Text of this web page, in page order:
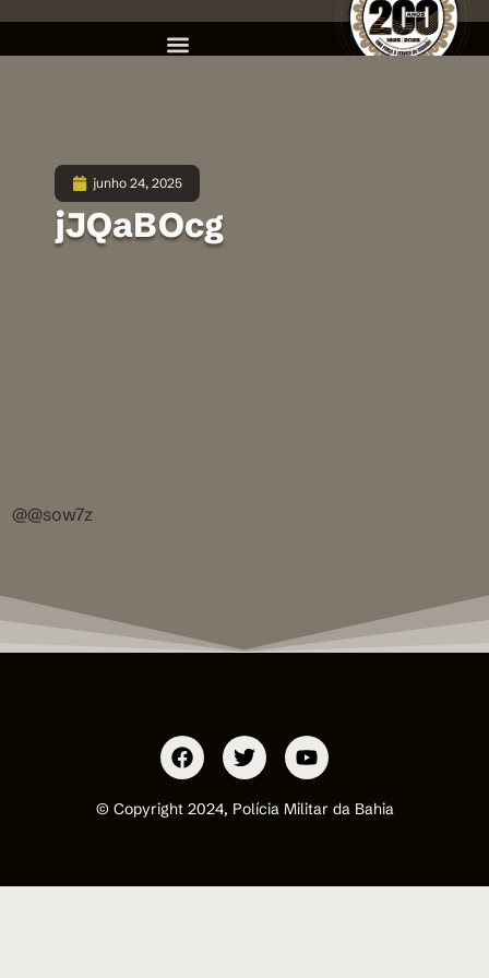
junho 24, 2025
jJQaBOcg
@@sow7z
© Copyright 2024, Polícia Militar da Bahia